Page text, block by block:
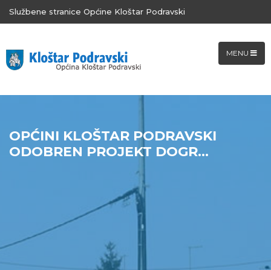
Službene stranice Općine Kloštar Podravski
MENU
OPĆINI KLOŠTAR PODRAVSKI
ODOBREN PROJEKT DOGR...